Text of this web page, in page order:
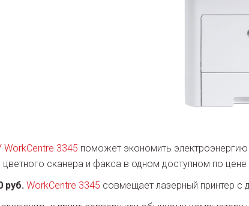
WorkCentre 3345 поможет экономить
цветного сканера и факса в одном доступном по цене
руб. WorkCentre 3345 совмещает лазерный принтер с